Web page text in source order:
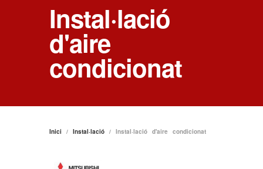
Instal·lació
d'aire
condicionat
Inici / Instal·lació / Instal·lació d'aire condicionat